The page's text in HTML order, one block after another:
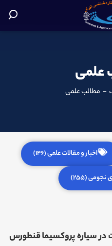
علمی
- مطالب علمی
اخبار و مقالات علمی (146)
(255)
سیاره پروکسیما قنطورس